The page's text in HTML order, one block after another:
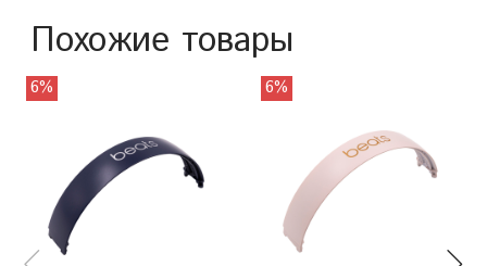
Похожие товары
6% 6%